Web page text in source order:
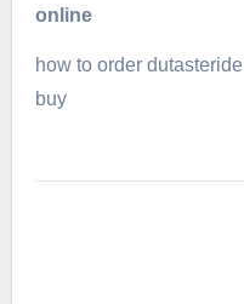
online
how to order
buy